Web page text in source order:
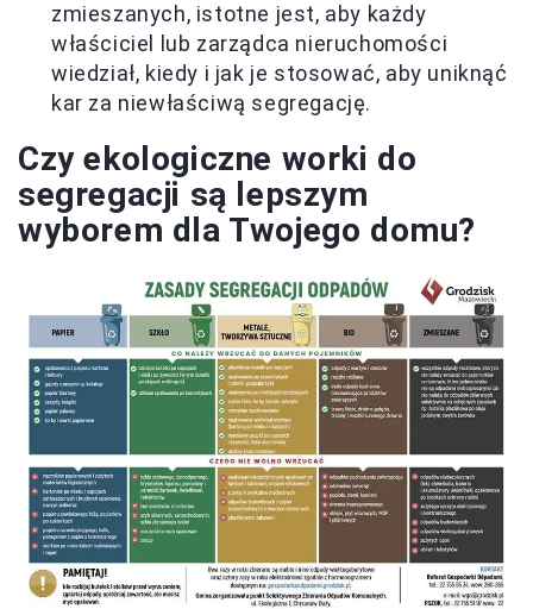
zmieszanych, istotne jest, aby każdy
właściciel lub zarządca nieruchomości
wiedział, kiedy i jak je stosować, aby uniknąć
kar za niewłaściwą segregację.
Czy ekologiczne worki do
segregacji są lepszym
wyborem dla Twojego domu?